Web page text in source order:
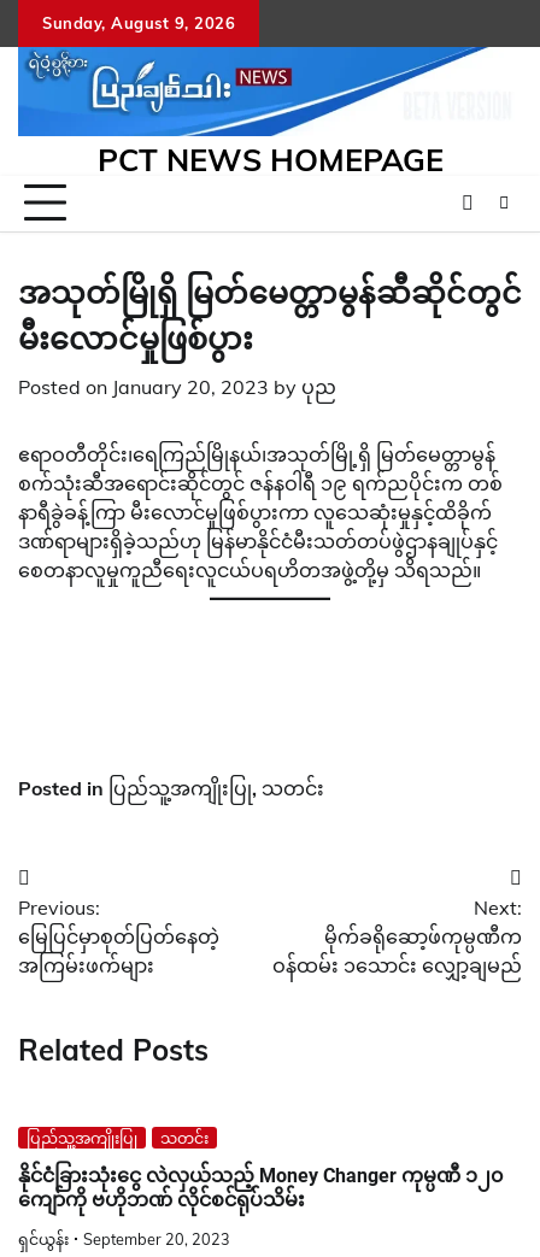
to
content
Sunday, August 9, 2026
PCT NEWS HOMEPAGE
အသုတ်မြိုရှိ မြတ်မေတ္တာမွန်ဆီဆိုင်တွင်
မီးလောင်မှုဖြစ်ပွား
Posted on January 20, 2023 by ပုည
ဧရာဝတီတိုင်း၊ရေကြည်မြိုနယ်၊အသုတ်မြို့ရှိ မြတ်မေတ္တာမွန်
စက်သုံးဆီအရောင်းဆိုင်တွင် ဇန်နဝါရီ ၁၉ ရက်ညပိုင်းက တစ်
နာရီခွဲခန့်ကြာ မီးလောင်မှုဖြစ်ပွားကာ လူသေဆုံးမှုနှင့်ထိခိုက်
ဒဏ်ရာများရှိခဲ့သည်ဟု မြန်မာနိုင်ငံမီးသတ်တပ်ဖွဲဌာနချုပ်နှင့်
စေတနာလူမှုကူညီရေးလူငယ်ပရဟိတအဖွဲ့တို့မှ သိရသည်။
Posted in ပြည်သူ့အကျိုးပြု, သတင်း
Post
navigation
Previous:
မြေပြင်မှာစုတ်ပြတ်နေတဲ့
အကြမ်းဖက်များ
Next:
မိုက်ခရိုဆော့ဖ်ကုမ္ပဏီက
ဝန်ထမ်း ၁သောင်း လျှော့ချမည်
Related Posts
ပြည်သူ့အကျိုးပြု သတင်း
နိုင်ငံခြားသုံးငွေ လဲလှယ်သည့် Money Changer ကုမ္ပဏီ ၁၂၀
ကျော်ကို ဗဟိုဘဏ် လိုင်စင်ရုပ်သိမ်း
ရှင်ယွန်း September 20, 2023